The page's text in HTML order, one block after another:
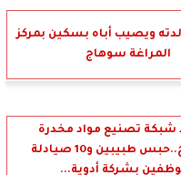
ويصيب أباه بسكين بمركز
المراغة سوهاج
تصنيع مواد مخدرة
بسوهاج..حبس طبيبين و10 صيادلة
بشركة أدوية...